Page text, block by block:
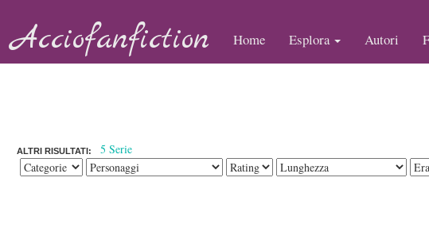
Acciofanfiction Home Esplora Autori
ALTRI RISULTATI: 5 Serie